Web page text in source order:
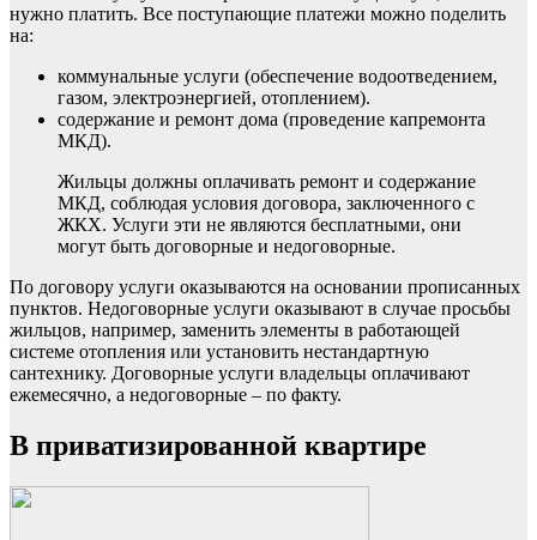
нужно платить. Все поступающие платежи можно поделить
на:
коммунальные услуги (обеспечение водоотведением,
газом, электроэнергией, отоплением).
содержание и ремонт дома (проведение капремонта
МКД).
Жильцы должны оплачивать ремонт и содержание
МКД, соблюдая условия договора, заключенного с
ЖКХ. Услуги эти не являются бесплатными, они
могут быть договорные и недоговорные.
По договору услуги оказываются на основании прописанных
пунктов. Недоговорные услуги оказывают в случае просьбы
жильцов, например, заменить элементы в работающей
системе отопления или установить нестандартную
сантехнику. Договорные услуги владельцы оплачивают
ежемесячно, а недоговорные – по факту.
В приватизированной квартире